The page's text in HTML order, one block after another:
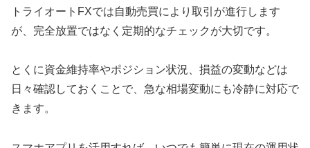
トライオートFXでは自動売買により取引が進行します
が、完全放置ではなく定期的なチェックが大切です。
とくに資金維持率やポジション状況、損益の変動などは
日々確認しておくことで、急な相場変動にも冷静に対応で
きます。